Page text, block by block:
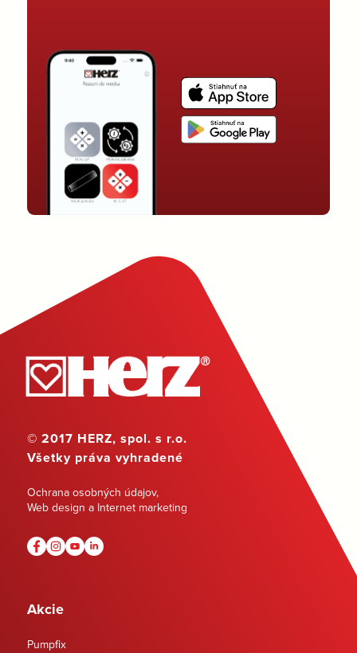
© 2017 HERZ, spol. s r.o.
Všetky práva vyhradené
Ochrana osobných údajov,
Web design a Internet marketing
Akcie
Pumpfix